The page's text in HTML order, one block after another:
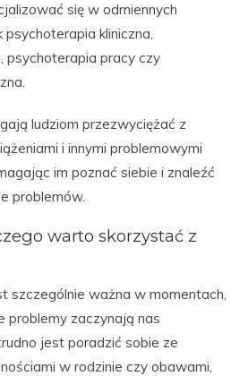
się w odmiennych
psychoterapia kliniczna,
psychoterapia pracy czy
ludziom przezwyciężać z
i innymi problemowymi
im poznać siebie i znaleźć
problemów.
warto skorzystać z
szczególnie ważna w momentach,
problemy zaczynają nas
jest poradzić sobie ze
w rodzinie czy obawami,